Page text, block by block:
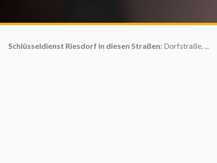
Schlüsseldienst Riesdorf in diesen Straßen: Dorfstraße, ...